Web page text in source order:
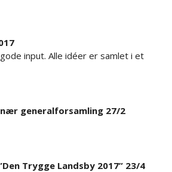
input. Alle idéer er samlet i et
generalforsamling 27/2
Trygge Landsby 2017” 23/4